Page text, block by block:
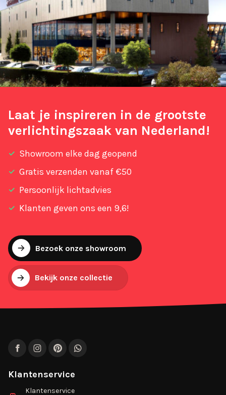
Laat je inspireren in de grootste
verlichtingszaak van Nederland!
Showroom elke dag geopend
Gratis verzenden vanaf €50
Persoonlijk lichtadvies
Klanten geven ons een 9,6!
Bezoek onze showroom
Bekijk onze collectie
FacebookInstagram
PinterestWhatsApp
Klantenservice
Klantenservice